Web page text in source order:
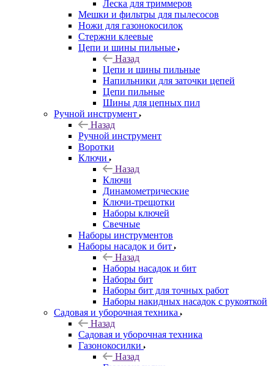
Леска для триммеров
Мешки и фильтры для пылесосов
Ножи для газонокосилок
Стержни клеевые
Цепи и шины пильные
Назад
Цепи и шины пильные
Напильники для заточки цепей
Цепи пильные
Шины для цепных пил
Ручной инструмент
Назад
Ручной инструмент
Воротки
Ключи
Назад
Ключи
Динамометрические
Ключи-трещотки
Наборы ключей
Свечные
Наборы инструментов
Наборы насадок и бит
Назад
Наборы насадок и бит
Наборы бит
Наборы бит для точных работ
Наборы накидных насадок с рукояткой
Садовая и уборочная техника
Назад
Садовая и уборочная техника
Газонокосилки
Назад